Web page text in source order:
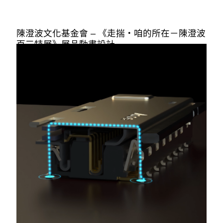
陳澄波文化基金會 – 《走揣・咱的所在－陳澄波
百三特展》展品動畫設計